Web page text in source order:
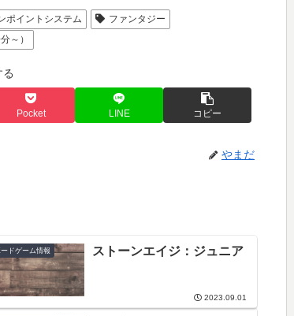
ポイントシステム
ファンタジー
～）
る
Pocket LINE コピー
やまだ
ードゲーム情報 ストーンエイジ：ジュニア
2023.09.01